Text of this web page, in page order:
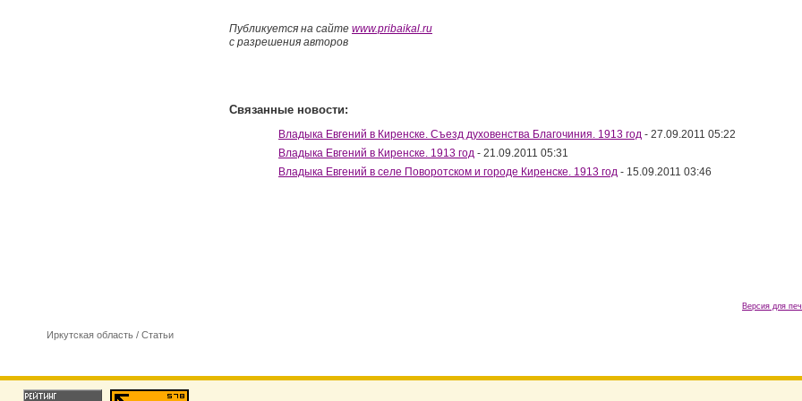
Публикуется на сайте www.pribaikal.ru
с разрешения авторов
Связанные новости:
Владыка Евгений в Киренске. Съезд духовенства Благочиния. 1913 год - 27.09.2011 05:22
Владыка Евгений в Киренске. 1913 год - 21.09.2011 05:31
Владыка Евгений в селе Поворотском и городе Киренске. 1913 год - 15.09.2011 03:46
Версия для
Иркутская область / Cтатьи